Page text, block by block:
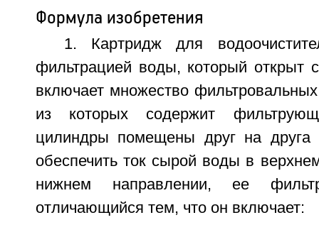
Формула изобретения
1. Картридж для
фильтрацией воды, который открыт
включает множество
из которых содержит
цилиндры помещены друг на друга
обеспечить ток сырой воды в
нижнем направлении, ее
отличающийся тем, что он включает: